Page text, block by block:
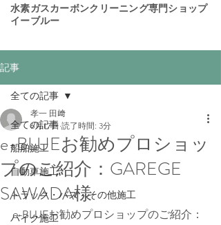
​水素ガスカーボンクリーニング専門ショップ
イーブルー
記事
全ての記事
船舶施工
自動車施工
トラック・バス・その他施工
バイク施工
全ての記事
e-BLUEお勧めプロショッ
プのご紹介：GAREGE
SAWADA様
孝一 田﨑
6月17日 読了時間: 3分
e-BLUEお勧めプロショップのご紹介：